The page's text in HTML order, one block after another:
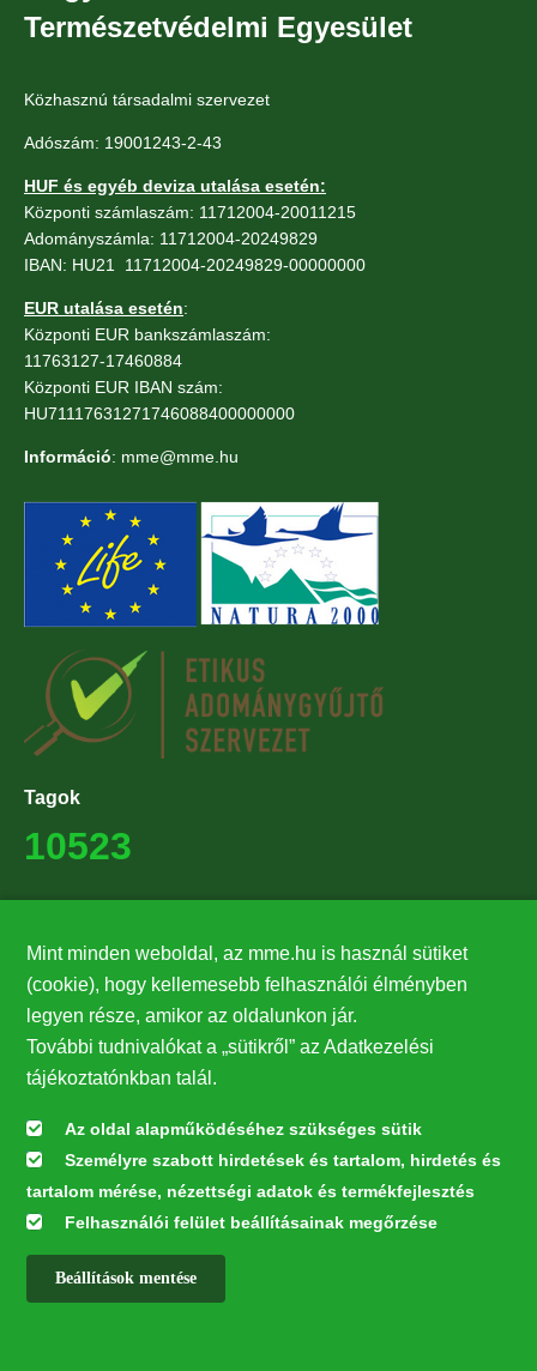
Természetvédelmi Egyesület
Közhasznú társadalmi szervezet
Adószám: 19001243-2-43
HUF és egyéb deviza utalása esetén:
Központi számlaszám: 11712004-20011215
Adományszámla: 11712004-20249829
IBAN: HU21 11712004-20249829-00000000
EUR utalása esetén:
Központi EUR bankszámlaszám:
11763127-17460884
Központi EUR IBAN szám:
HU71117631271746088400000000
Információ: mme@mme.hu
Tagok
10523
27224
Hírlevél feliratkozás
Értesüljön elsőként legfrissebb híreinkről, eseményeinkről!
Feliratkozás
Mint minden weboldal, az mme.hu is használ sütiket
(cookie), hogy kellemesebb felhasználói élményben
legyen része, amikor az oldalunkon jár.
További tudnivalókat a „sütikről” az Adatkezelési
tájékoztatónkban talál.
Az oldal alapműködéséhez szükséges sütik
Személyre szabott hirdetések és tartalom, hirdetés és
tartalom mérése, nézettségi adatok és termékfejlesztés
Felhasználói felület beállításainak megőrzése
Beállítások mentése